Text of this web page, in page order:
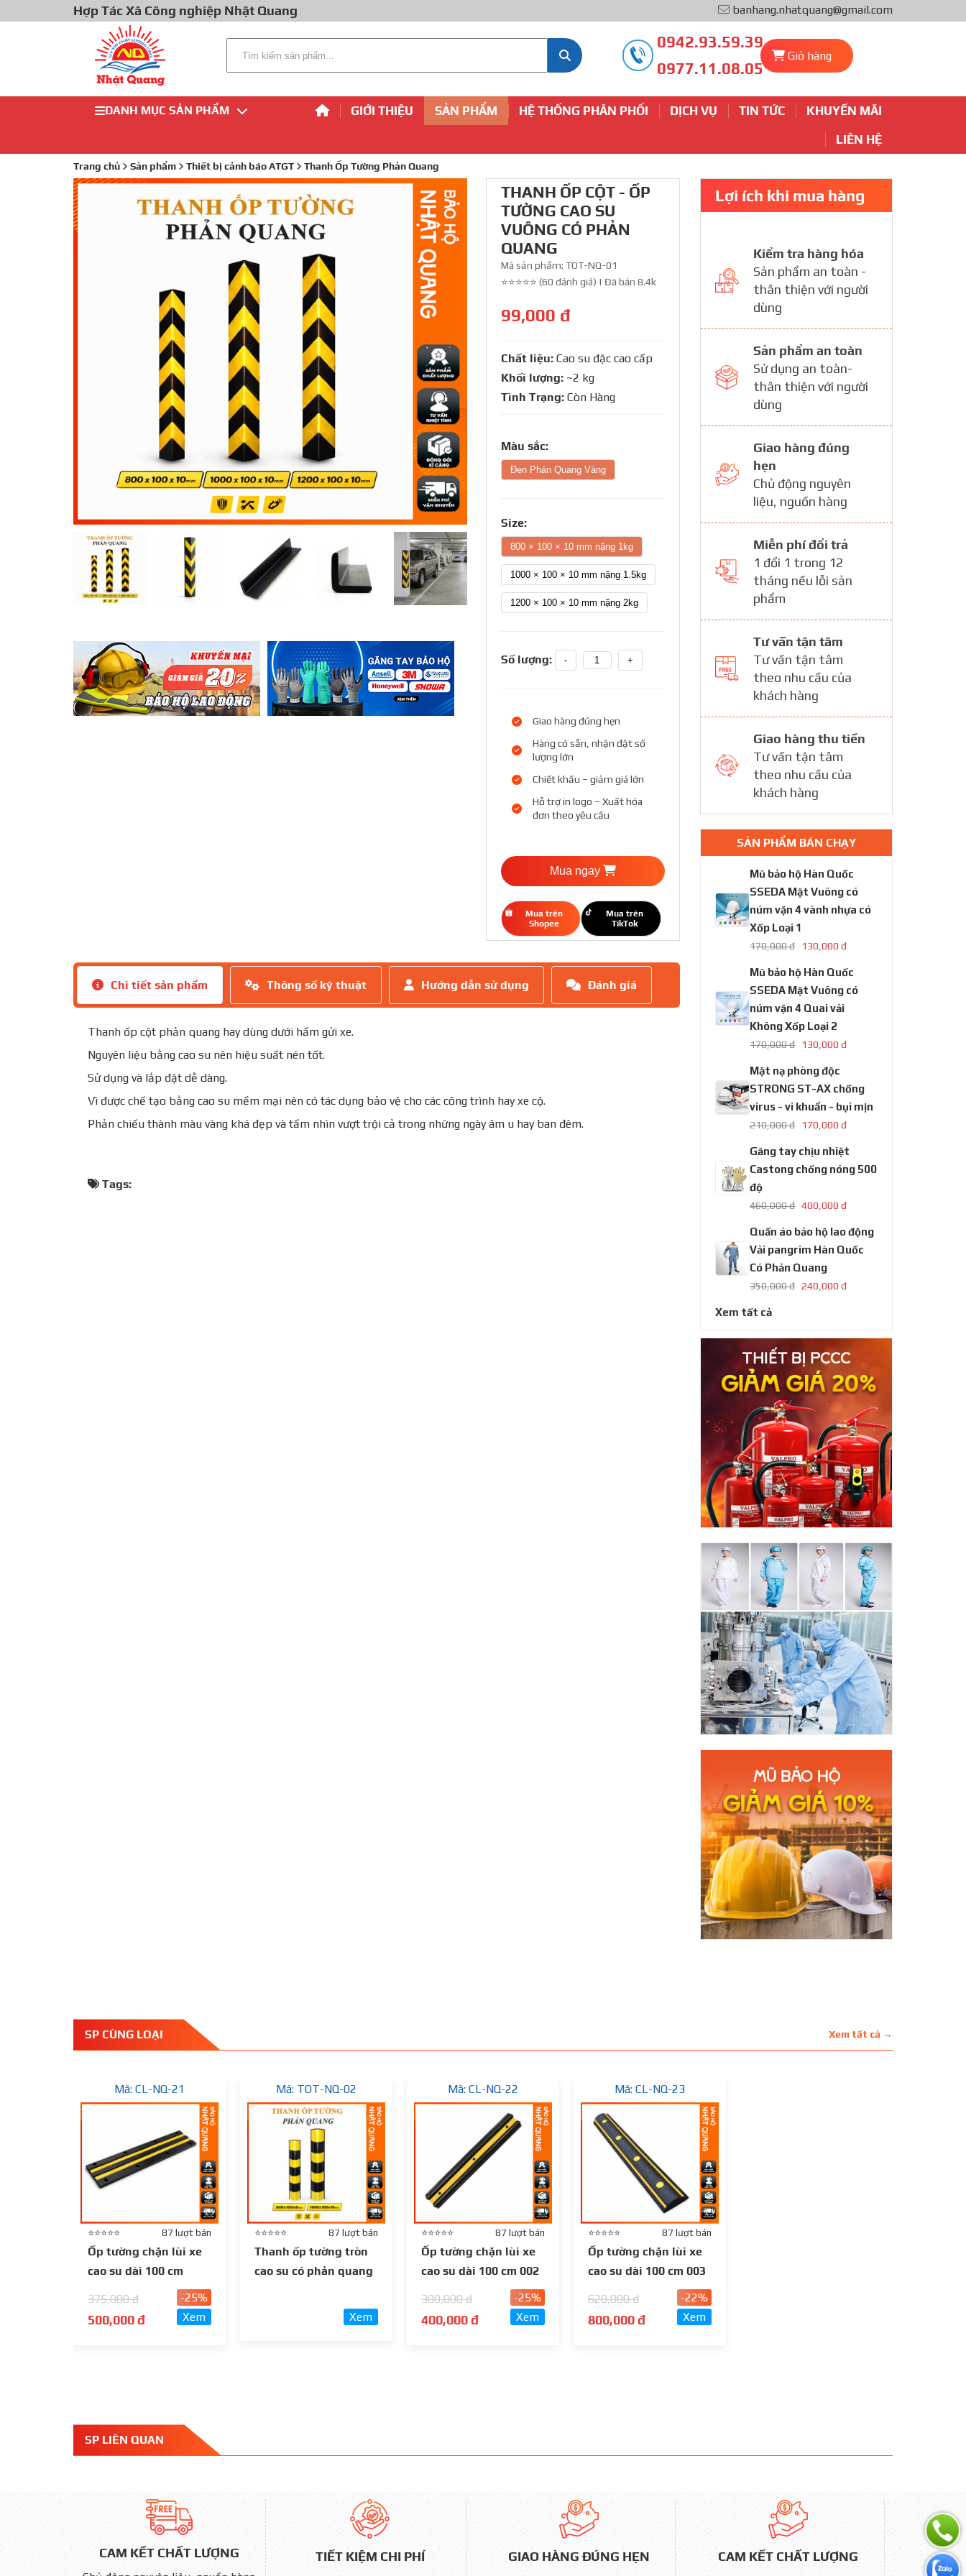
Hợp Tác Xã Công nghiệp Nhật Quang banhang.nhatquang@gmail.com
0942.93.59.39
0977.11.08.05
Giỏ hàng
DANH MỤC SẢN PHẨM GIỚI THIỆU SẢN PHẨM HỆ THỐNG PHÂN PHỐI DỊCH VỤ TIN TỨC
KHUYẾN MÃI
LIÊN HỆ
Trang chủ Sản phẩm Thiết bị cảnh báo ATGT Thanh Ốp Tường Phản Quang
THANH ỐP CỘT - ỐP
TƯỜNG CAO SU
VUÔNG CÓ PHẢN
QUANG
Mã sản phẩm: TOT-NQ-01
⭐⭐⭐⭐⭐ (60 đánh giá) | Đã bán 8.4k
99,000 đ
Chất liệu: Cao su đặc cao cấp
Khối lượng: ~2 kg
Tình Trạng: Còn Hàng
Màu sắc:
Đen Phản Quang Vàng
Size:
800 × 100 × 10 mm nặng 1kg
1000 × 100 × 10 mm nặng 1.5kg
1200 × 100 × 10 mm nặng 2kg
Số lượng: - +
Giao hàng đúng hẹn
Hàng có sẵn, nhận đặt số
lượng lớn
Chiết khấu – giảm giá lớn
Hỗ trợ in logo – Xuất hóa
đơn theo yêu cầu
Mua ngay
Mua trên
Shopee
Mua trên
TikTok
Chi tiết sản phẩm Thông số kỹ thuật Hướng dẫn sử dụng Đánh giá
Thanh ốp cột phản quang hay dùng dưới hầm gửi xe.
Nguyên liệu bằng cao su nên hiệu suất nén tốt.
Sử dụng và lắp đặt dễ dàng.
Vì được chế tạo bằng cao su mềm mại nên có tác dụng bảo vệ cho các công trình hay xe cộ.
Phản chiếu thành màu vàng khá đẹp và tầm nhìn vượt trội cả trong những ngày âm u hay ban đêm.
Tags:
Lợi ích khi mua hàng
Kiểm tra hàng hóa
Sản phẩm an toàn -
thân thiện với người
dùng
Sản phẩm an toàn
Sử dụng an toàn-
thân thiện với người
dùng
Giao hàng đúng
hẹn
Chủ động nguyên
liệu, nguồn hàng
Miễn phí đổi trả
1 đổi 1 trong 12
tháng nếu lỗi sản
phẩm
Tư vấn tận tâm
Tư vấn tận tâm
theo nhu cầu của
khách hàng
Giao hàng thu tiền
Tư vấn tận tâm
theo nhu cầu của
khách hàng
SẢN PHẨM BÁN CHẠY
Mũ bảo hộ Hàn Quốc
SSEDA Mặt Vuông có
núm vặn 4 vành nhựa có
Xốp Loại 1
170,000 đ 130,000 đ
Mũ bảo hộ Hàn Quốc
SSEDA Mặt Vuông có
núm vặn 4 Quai vải
Không Xốp Loại 2
170,000 đ 130,000 đ
Mặt nạ phòng độc
STRONG ST-AX chống
virus - vi khuẩn - bụi mịn
210,000 đ 170,000 đ
Găng tay chịu nhiệt
Castong chống nóng 500
độ
460,000 đ 400,000 đ
Quần áo bảo hộ lao động
Vải pangrim Hàn Quốc
Có Phản Quang
350,000 đ 240,000 đ
Xem tất cả
SP CÙNG LOẠI Xem tất cả →
Mã: CL-NQ-21
⭐⭐⭐⭐⭐ 87 lượt bán
Ốp tường chặn lùi xe
cao su dài 100 cm
375,000 đ
500,000 đ
-25%
Xem
Mã: TOT-NQ-02
⭐⭐⭐⭐⭐ 87 lượt bán
Thanh ốp tường tròn
cao su có phản quang
Xem
Mã: CL-NQ-22
⭐⭐⭐⭐⭐ 87 lượt bán
Ốp tường chặn lùi xe
cao su dài 100 cm 002
300,000 đ
400,000 đ
-25%
Xem
Mã: CL-NQ-23
⭐⭐⭐⭐⭐ 87 lượt bán
Ốp tường chặn lùi xe
cao su dài 100 cm 003
620,000 đ
800,000 đ
-22%
Xem
SP LIÊN QUAN
CAM KẾT CHẤT LƯỢNG TIẾT KIỆM CHI PHÍ GIAO HÀNG ĐÚNG HẸN CAM KẾT CHẤT LƯỢNG